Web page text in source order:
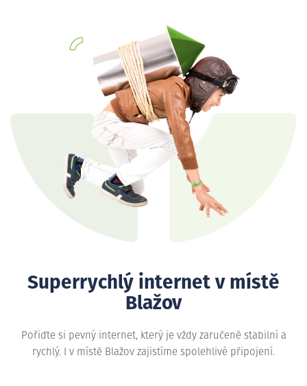
Superrychlý internet v místě
Blažov
Pořiďte si pevný internet, který je vždy zaručeně stabilní a
rychlý. I v místě Blažov zajistíme spolehlivé připojení.